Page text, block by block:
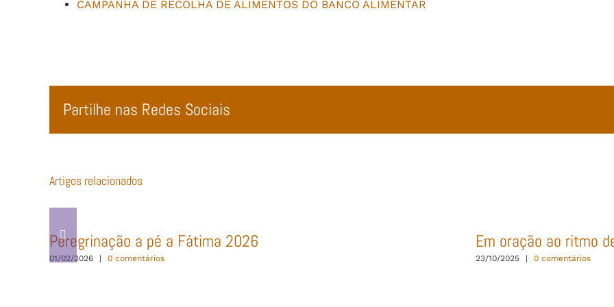
CAMPANHA DE RECOLHA DE ALIMENTOS DO BANCO ALIMENTAR
Partilhe nas Redes Sociais
Artigos relacionados
Peregrinação a pé a Fátima 2026
01/02/2026 | 0 comentários
Em oração ao ritmo
23/10/2025 | 0 comentários